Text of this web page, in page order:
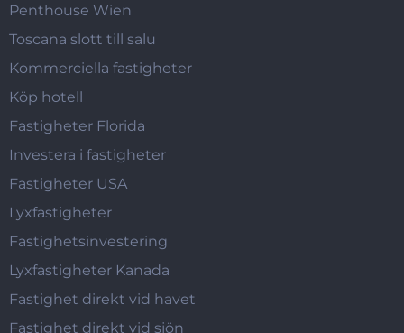
Penthouse Wien
Toscana slott till salu
Kommerciella fastigheter
Köp hotell
Fastigheter Florida
Investera i fastigheter
Fastigheter USA
Lyxfastigheter
Fastighetsinvestering
Lyxfastigheter Kanada
Fastighet direkt vid havet
Fastighet direkt vid sjön